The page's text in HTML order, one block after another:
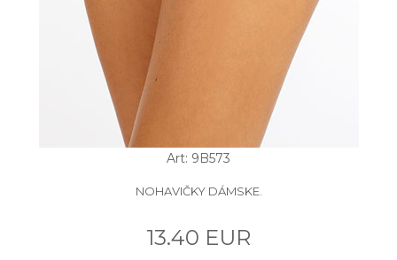
Art: 9B573
NOHAVIČKY DÁMSKE.
13.40 EUR